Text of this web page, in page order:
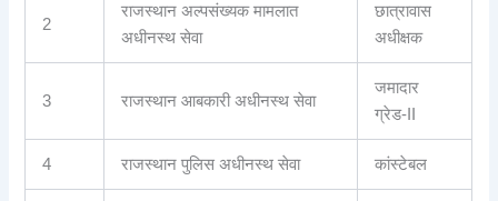
2
राजस्थान अल्पसंख्यक मामलात
अधीनस्थ सेवा
छात्रावास
अधीक्षक
3 राजस्थान आबकारी अधीनस्थ सेवा
जमादार
ग्रेड-II
4 राजस्थान पुलिस अधीनस्थ सेवा कांस्टेबल